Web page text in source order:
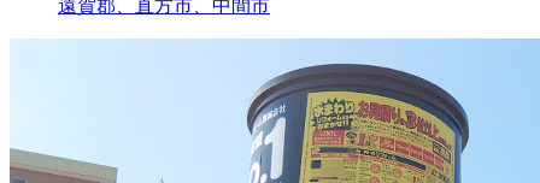
遠賀郡、直方市、中間市